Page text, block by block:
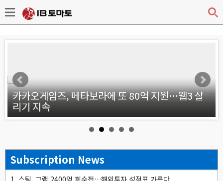
카카오게임즈, 메타보라에 또 80억 지원…웹3 살
리기 지속
Subscription News
1. 스틱, 그랩 2400억 회수전…해외투자 성적표 가른다